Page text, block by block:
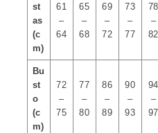
st
as
(c
m)
61
–
64
65
–
68
69
–
72
73
–
77
78
–
82
Bu
st
o
(c
m)
72
–
75
77
–
80
86
–
89
90
–
93
94
–
97